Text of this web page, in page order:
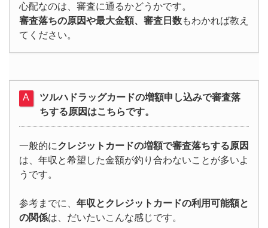
心配なのは、審査に通るかどうかです。
審査落ちの原因や最大金額、審査日数もわかれば教え
てください。
ツルハドラッグカードの増額申し込みで審査落
ちする原因はこちらです。
一般的にクレジットカードの増額で審査落ちする原因
は、年収と希望した金額が釣り合わないことが多いよ
うです。
参考までに、 年収とクレジットカードの利用可能額と
の関係は、だいたいこんな感じです。